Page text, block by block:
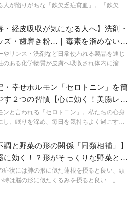
人が陥りがちな「鉄欠乏症貧血」。「鉄欠乏
腸セラピストの ≪素果子|sugashi≫ 店主、半
が解説します。
・経皮吸収が気になる人へ】洗剤・
ズ・歯磨き粉…｜毒素を溜めないお
品11選
やリンス・洗剤など日常使われる製品を通じ
のある化学物質が皮膚へ吸収され体内に溜ま
なたにおすすめの製品を、マクロビオティッ
≪素果子|sugashi≫ 店主、半田葉子さんが私
・幸せホルモン「セロトニン」を簡
す２つの習慣【心に効く！美腸レシ
ンと言われる「セロトニン」。私たちの心身
し、眠りを深め、毎日を気持ちよく過ごすた
単に増やすことができる２つの方法を、マク
ック歴15年で腸セラピストの ≪素果
店主、半田葉子さんが解説します。文末に
ンの生成に大切な「腸」に効くお茶のレシピ
います。
調と野菜の形の関係「同類相補」】
に効く！？形がそっくりな野菜と
症状には肺の形に似た蓮根を摂ると良い、頭
時は脳の形に似たくるみを摂ると良い…。そ